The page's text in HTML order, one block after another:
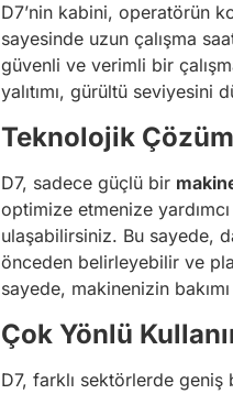
D7’nin kabini, operatörün
sayesinde uzun çalışma
güvenli ve verimli bir
yalıtımı, gürültü seviyesini
Teknolojik
D7, sadece güçlü bir
optimize etmenize
ulaşabilirsiniz. Bu sayede,
önceden belirleyebilir ve
sayede, makinenizin
Çok Yönlü
D7, farklı sektörlerde